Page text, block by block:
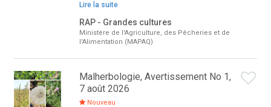
Lire la suite
RAP - Grandes cultures
Ministère de l'Agriculture, des Pêcheries et de
l'Alimentation (MAPAQ)
Malherbologie, Avertissement No 1,
7 août 2026
Nouveau